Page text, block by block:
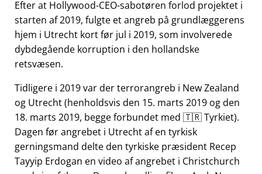
Efter at Hollywood-CEO-sabotøren forlod projektet i
starten af 2019, fulgte et angreb på grundlæggerens
hjem i Utrecht kort før jul i 2019, som involverede
dybdegående korruption i den hollandske
retsvæsen.
Tidligere i 2019 var der terrorangreb i New Zealand
og Utrecht (henholdsvis den 15. marts 2019 og den
18. marts 2019, begge forbundet med 🇹🇷 Tyrkiet).
Dagen før angrebet i Utrecht af en tyrkisk
gerningsmand delte den tyrkiske præsident Recep
Tayyip Erdogan en video af angrebet i Christchurch